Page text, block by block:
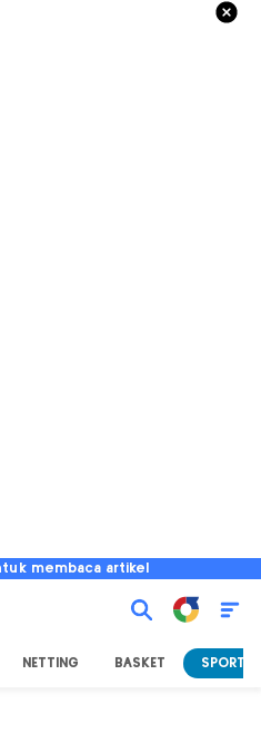
membaca artikel
NETTING BASKET SPORT